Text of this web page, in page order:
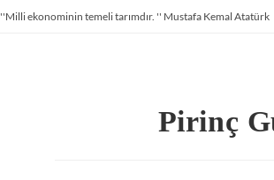
''Milli ekonominin temeli tarımdır. '' Mustafa Kemal Atatürk
Pirinç